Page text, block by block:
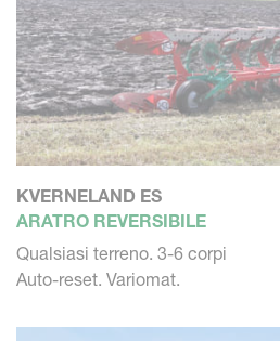
KVERNELAND ES
ARATRO REVERSIBILE
Qualsiasi terreno. 3-6 corpi
Auto-reset. Variomat.